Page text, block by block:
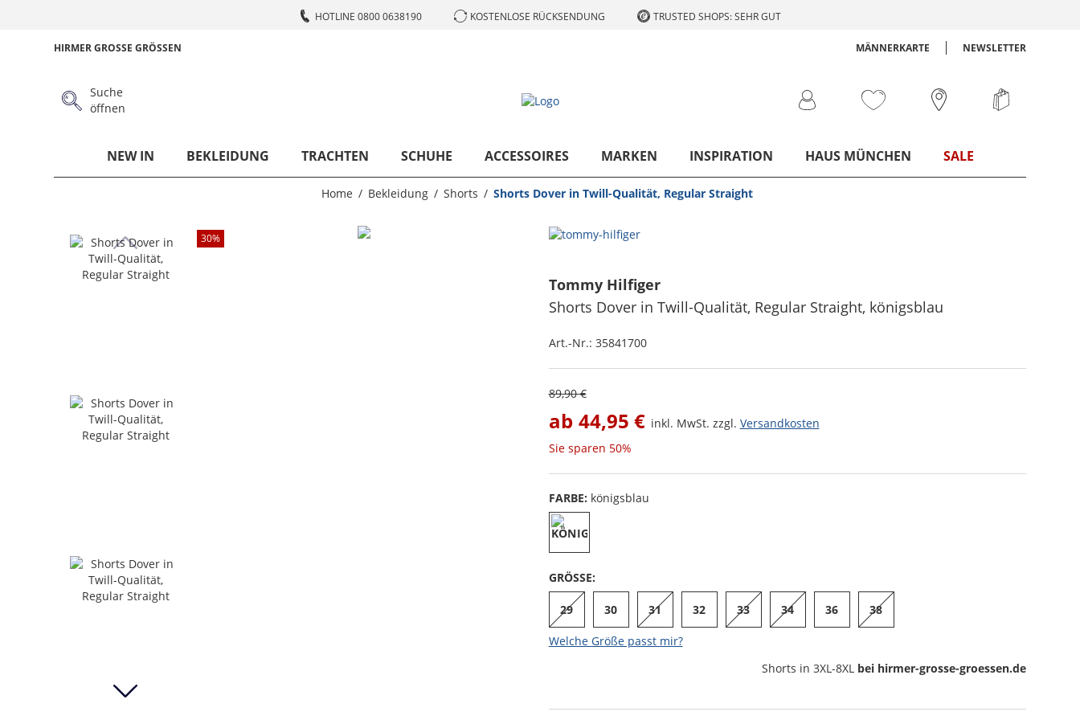
HOTLINE 0800 0638190 KOSTENLOSE RÜCKSENDUNG TRUSTED SHOPS: SEHR GUT
HIRMER GROSSE GRÖSSEN MÄNNERKARTE NEWSLETTER
Suche
öffnen
NEW IN BEKLEIDUNG TRACHTEN SCHUHE ACCESSOIRES MARKEN INSPIRATION HAUS MÜNCHEN SALE
Home Bekleidung Shorts Shorts Dover in Twill-Qualität, Regular Straight
30%
Tommy Hilfiger
Shorts Dover in Twill-Qualität, Regular Straight, königsblau
Art.-Nr.: 35841700
89,90 €
ab 44,95 € inkl. MwSt. zzgl. Versandkosten
Sie sparen 50%
FARBE: königsblau
GRÖSSE:
29 30 31 32 33 34 36 38
Welche Größe passt mir?
Shorts in 3XL-8XL bei hirmer-grosse-groessen.de